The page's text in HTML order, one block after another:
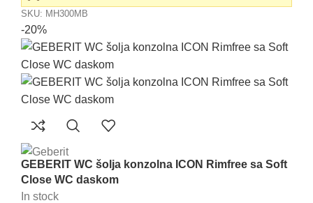
SKU: MH300MB
-20%
GEBERIT WC šolja konzolna ICON Rimfree sa Soft
Close WC daskom
In stock